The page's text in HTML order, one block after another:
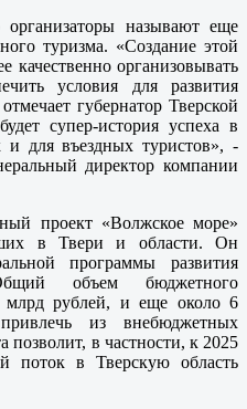
называют еще
туризма. «Создание этой
качественно организовывать
условия для развития
губернатор Тверской
супер-история успеха в
и для въездных туристов», -
директор компании
проект «Волжское море»
в Твери и области. Он
программы развития
объем бюджетного
млрд рублей, и еще около 6
из внебюджетных
позволит, в частности, к 2025
поток в Тверскую область